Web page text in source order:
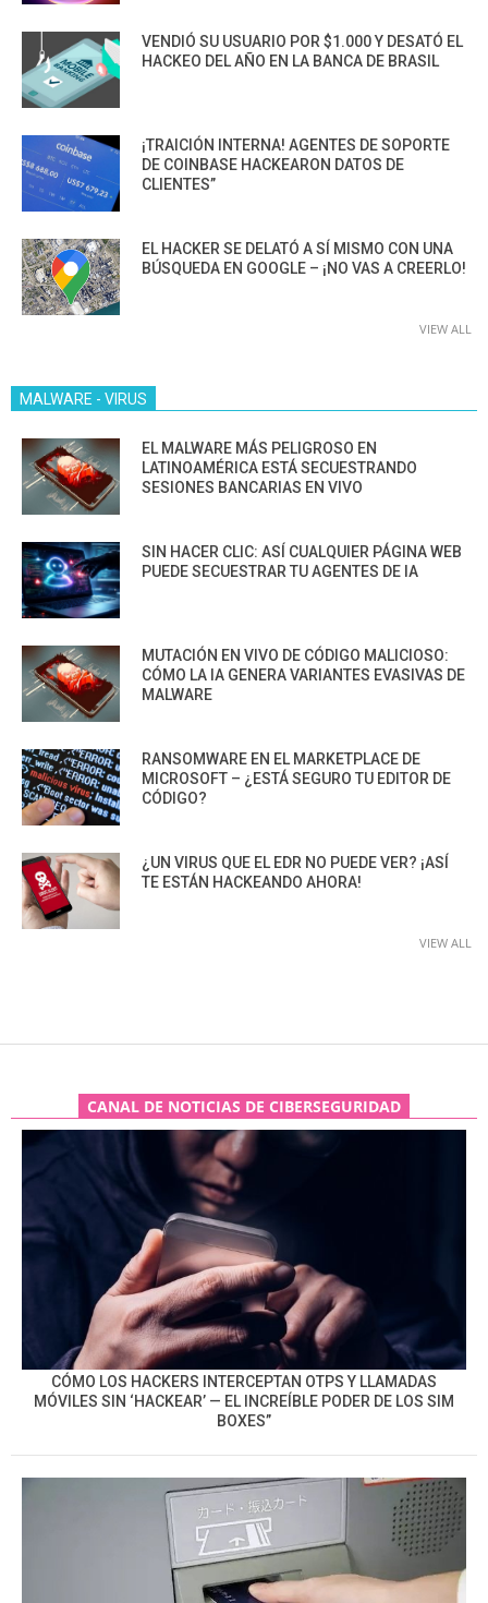
VENDIÓ SU USUARIO POR $1.000 Y DESATÓ EL
HACKEO DEL AÑO EN LA BANCA DE BRASIL
¡TRAICIÓN INTERNA! AGENTES DE SOPORTE
DE COINBASE HACKEARON DATOS DE
CLIENTES”
EL HACKER SE DELATÓ A SÍ MISMO CON UNA
BÚSQUEDA EN GOOGLE – ¡NO VAS A CREERLO!
VIEW ALL
MALWARE - VIRUS
EL MALWARE MÁS PELIGROSO EN
LATINOAMÉRICA ESTÁ SECUESTRANDO
SESIONES BANCARIAS EN VIVO
SIN HACER CLIC: ASÍ CUALQUIER PÁGINA WEB
PUEDE SECUESTRAR TU AGENTES DE IA
MUTACIÓN EN VIVO DE CÓDIGO MALICIOSO:
CÓMO LA IA GENERA VARIANTES EVASIVAS DE
MALWARE
RANSOMWARE EN EL MARKETPLACE DE
MICROSOFT – ¿ESTÁ SEGURO TU EDITOR DE
CÓDIGO?
¿UN VIRUS QUE EL EDR NO PUEDE VER? ¡ASÍ
TE ESTÁN HACKEANDO AHORA!
VIEW ALL
CANAL DE NOTICIAS DE CIBERSEGURIDAD
CÓMO LOS HACKERS INTERCEPTAN OTPS Y LLAMADAS
MÓVILES SIN ‘HACKEAR’ — EL INCREÍBLE PODER DE LOS SIM
BOXES”